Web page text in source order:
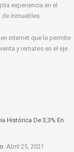
experiencia en el
inmuebles.
internet que le permite
y remates en el eje
Histórica De 3,3% En
Abril 25, 2021